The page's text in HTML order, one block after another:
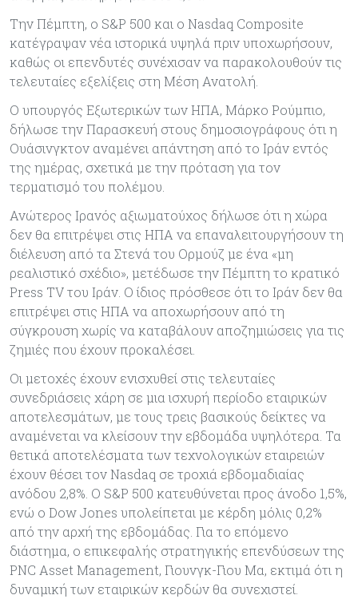
Την Πέμπτη, ο S&P 500 και ο Nasdaq Composite
κατέγραψαν νέα ιστορικά υψηλά πριν υποχωρήσουν,
καθώς οι επενδυτές συνέχισαν να παρακολουθούν τις
τελευταίες εξελίξεις στη Μέση Ανατολή.
Ο υπουργός Εξωτερικών των ΗΠΑ, Μάρκο Ρούμπιο,
δήλωσε την Παρασκευή στους δημοσιογράφους ότι η
Ουάσινγκτον αναμένει απάντηση από το Ιράν εντός
της ημέρας, σχετικά με την πρόταση για τον
τερματισμό του πολέμου.
Ανώτερος Ιρανός αξιωματούχος δήλωσε ότι η χώρα
δεν θα επιτρέψει στις ΗΠΑ να επαναλειτουργήσουν τη
διέλευση από τα Στενά του Ορμούζ με ένα «μη
ρεαλιστικό σχέδιο», μετέδωσε την Πέμπτη το κρατικό
Press TV του Ιράν. Ο ίδιος πρόσθεσε ότι το Ιράν δεν θα
επιτρέψει στις ΗΠΑ να αποχωρήσουν από τη
σύγκρουση χωρίς να καταβάλουν αποζημιώσεις για τις
ζημιές που έχουν προκαλέσει.
Οι μετοχές έχουν ενισχυθεί στις τελευταίες
συνεδριάσεις χάρη σε μια ισχυρή περίοδο εταιρικών
αποτελεσμάτων, με τους τρεις βασικούς δείκτες να
αναμένεται να κλείσουν την εβδομάδα υψηλότερα. Τα
θετικά αποτελέσματα των τεχνολογικών εταιρειών
έχουν θέσει τον Nasdaq σε τροχιά εβδομαδιαίας
ανόδου 2,8%. Ο S&P 500 κατευθύνεται προς άνοδο 1,5%,
ενώ ο Dow Jones υπολείπεται με κέρδη μόλις 0,2%
από την αρχή της εβδομάδας. Για το επόμενο
διάστημα, ο επικεφαλής στρατηγικής επενδύσεων της
PNC Asset Management, Γιουνγκ-Γιου Μα, εκτιμά ότι η
δυναμική των εταιρικών κερδών θα συνεχιστεί.